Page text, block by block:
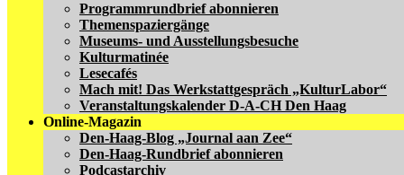
Programmrundbrief abonnieren
Themenspaziergänge
Museums- und Ausstellungsbesuche
Kulturmatinée
Lesecafés
Mach mit! Das Werkstattgespräch „KulturLabor“
Veranstaltungskalender D-A-CH Den Haag
Online-Magazin
Den-Haag-Blog „Journal aan Zee“
Den-Haag-Rundbrief abonnieren
Podcastarchiv